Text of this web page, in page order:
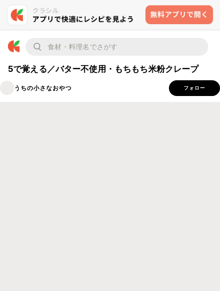
5で覚える／バター不使用・もちもち米粉クレープ
うちの小さなおやつ フォロー